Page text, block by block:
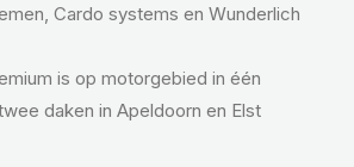
Cardo systems en Wunderlich
is op motorgebied in één
daken in Apeldoorn en Elst